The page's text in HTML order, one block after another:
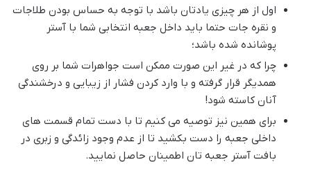
اول از هر چیزی یادتان باشد با توجه به حساس بودن طلاجات
و نقره جات حتما باید داخل جعبه انتخابی شما با آستر
پوشانده شده باشد؛
چرا که در غیر این صورت ممکن است جواهرات شما بر روی
همدیگر قرار گرفته و با وارد کردن فشار از زیبایی و درخشندگی
آنان کاسته شود!
برای همین نیز توصیه می کنیم تا با دست تمام قسمت های
داخلی جعبه را دست بکشید تا از عدم وجود زائدگی و زبری در
بافت آستر جعبه تان اطمینان حاصل نمایید.